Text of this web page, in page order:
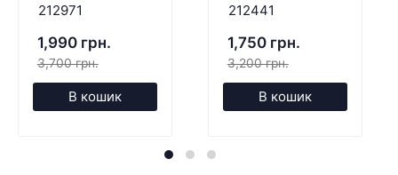
212971
1,990 грн.
3,700 грн.
В кошик
212441
1,750 грн.
3,200 грн.
В кошик